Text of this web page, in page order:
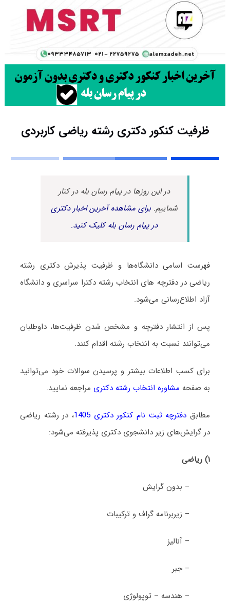
ظرفیت کنکور دکتری رشته رﻳﺎضی کاربردی
در این روزها در پیام رسان بله در کنار
شماییم.برای مشاهده آخرین اخبار دکتری
در پیام رسان بله کلیک کنید.
فهرست اسامی دانشگاه‌ها و ظرفیت پذیرش دکتری رشته
رﻳﺎضی در دفترچه های انتخاب رشته دکترا سراسری و دانشگاه
آزاد اطلاع‌رسانی می‌شود.
پس از انتشار دفترچه و مشخص شدن ظرفیت‌ها، داوطلبان
می‌توانند نسبت به انتخاب رشته اقدام کنند.
برای کسب اطلاعات بیشتر و پرسیدن سوالات خود می‌توانید
به صفحه مشاوره انتخاب رشته دکتری مراجعه نمایید.
مطابق دفترچه ثبت نام کنکور دکتری 1405
، در رشته رﻳﺎضی
در گرایش‌های زیر دانشجوی دکتری پذیرفته می‌شود:
۱) ریاضی
– بدون گرایش
– زیربرنامه گراف و ترکیبات
– آنالیز
– جبر
– هندسه – توپولوژی